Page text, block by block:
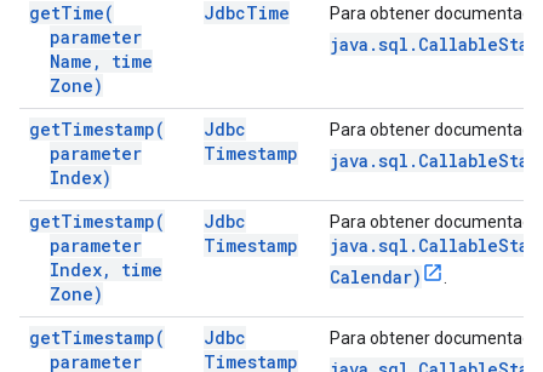
getTime(
parameter
Name ,
time
Zone)
JdbcTime Para obtener
getTimestamp(
parameter
Index)
Jdbc
Timestamp
Para obtener
getTimestamp(
parameter
Index,
time
Zone)
Jdbc
Timestamp
Para obtener
Calendar)
getTimestamp(
parameter
Jdbc
Timestamp
Para obtener